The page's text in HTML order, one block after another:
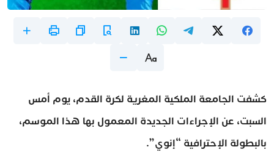
كشفت الجامعة الملكية المغرية لكرة القدم، يوم أمس
السبت، عن الإجراءات الجديدة المعمول بها هذا الموسم،
بالبطولة الإحترافية “إنوي”.